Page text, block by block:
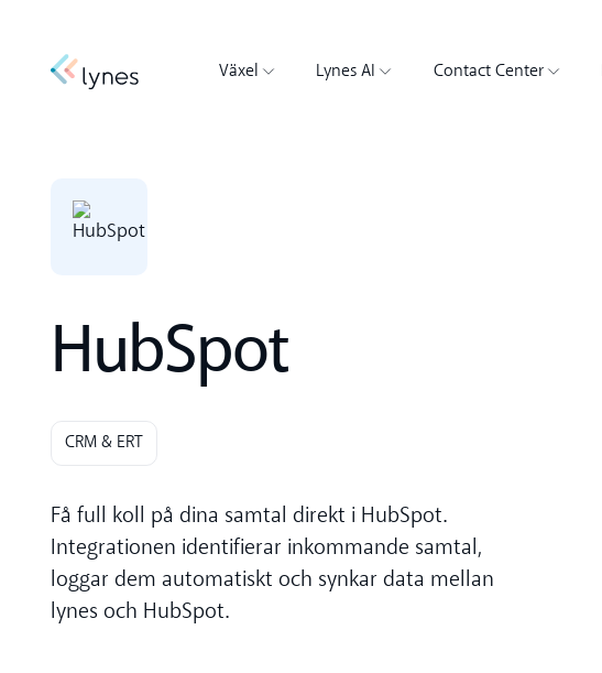
Växel Lynes AI Contact Center
HubSpot
CRM & ERT
Få full koll på dina samtal direkt i HubSpot.
Integrationen identifierar inkommande samtal,
loggar dem automatiskt och synkar data mellan
lynes och HubSpot.